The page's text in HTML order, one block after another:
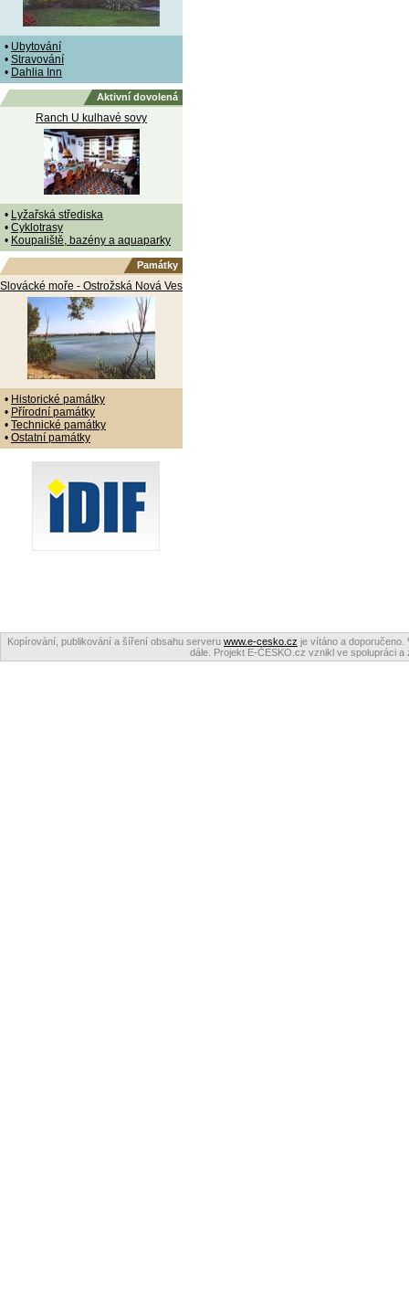
• Ubytování
• Stravování
• Dahlia Inn
Aktivní dovolená
Ranch U kulhavé sovy
• Lyžařská střediska
• Cyklotrasy
• Koupaliště, bazény a aquaparky
Památky
Slovácké moře - Ostrožská Nová Ves
• Historické památky
• Přírodní památky
• Technické památky
• Ostatní památky
Kopírování, publikování a šíření obsahu serveru www.e-cesko.cz je vítáno a doporučeno.
dále. Projekt E-ČESKO.cz vznikl ve spolupráci